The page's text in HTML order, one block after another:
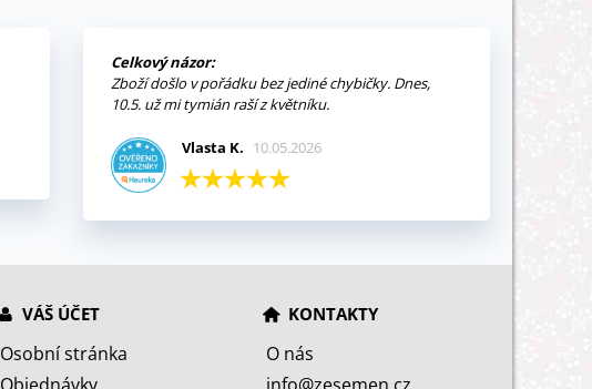
Celkový názor:
Zboží došlo v pořádku bez jediné chybičky. Dnes,
10.5. už mi tymián raší z květníku.
Vlasta K. 10.05.2026
VÁŠ ÚČET
Osobní stránka
KONTAKTY
O nás